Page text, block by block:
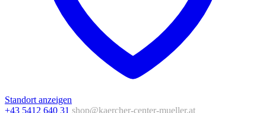
Standort anzeigen
+43 5412 640 31 shop@kaercher-center-mueller.at